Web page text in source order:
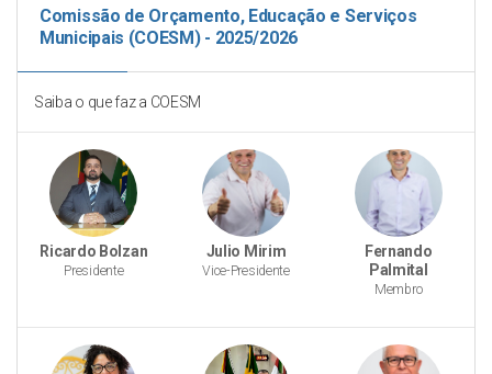
Comissão de Orçamento, Educação e Serviços
Municipais (COESM) - 2025/2026
Saiba o que faz a COESM
Ricardo Bolzan
Presidente
Julio Mirim
Vice-Presidente
Fernando
Palmital
Membro